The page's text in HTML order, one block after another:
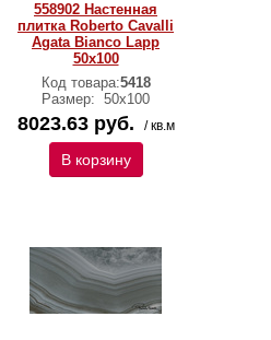
558902 Настенная
плитка Roberto Cavalli
Agata Bianco Lapp
50x100
Код товара:5418
Размер: 50х100
8023.63 руб. / кв.м
В корзину